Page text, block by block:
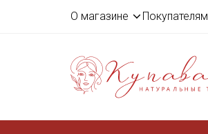
О магазине Покупателям